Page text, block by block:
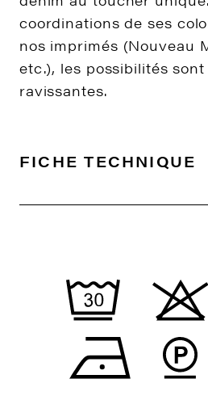
coordinations de ses
nos imprimés (Nouveau
etc.), les possibilités
ravissantes.
FICHE TECHNIQUE